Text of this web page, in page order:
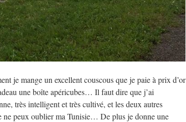
je mange un excellent couscous que je paie à prix d’or
une boîte apéricubes… Il faut dire que j’ai
très intelligent et très cultivé, et les deux autres
ne peux oublier ma Tunisie… De plus je donne une